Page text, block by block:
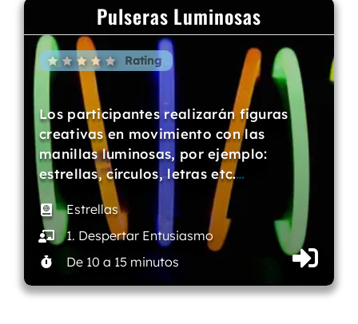
Pulseras Luminosas
Rating
Los participantes realizarán figuras
creativas en movimiento con las
manillas luminosas, por ejemplo:
estrellas, círculos, letras etc.…
Estrellas
1. Despertar Entusiasmo
De 10 a 15 minutos